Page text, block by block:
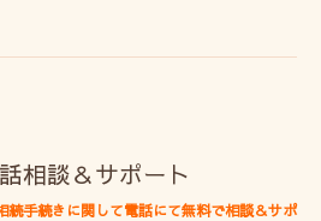
相談＆サポート
続手続きに関して電話にて無料で相談＆サポ